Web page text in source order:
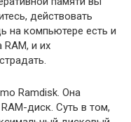
действовать
на компьютере есть и
и их
Ramdisk. Она
диск. Суть в том,